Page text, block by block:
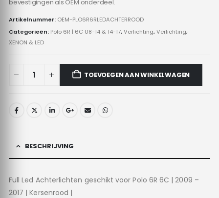
bevestigingen als OEM onderdeel.
Artikelnummer: OEM-PLO6R6RLEDACHTERROOD
Categorieën: Polo 6R | 6C 08-14 & 14-17,Verlichting,Verlichting,
XENON & LED
TOEVOEGEN AAN WINKELWAGEN
BESCHRIJVING
Full Led Achterlichten geschikt voor Polo 6R 6C | 2009 –
2017 | Kersenrood |